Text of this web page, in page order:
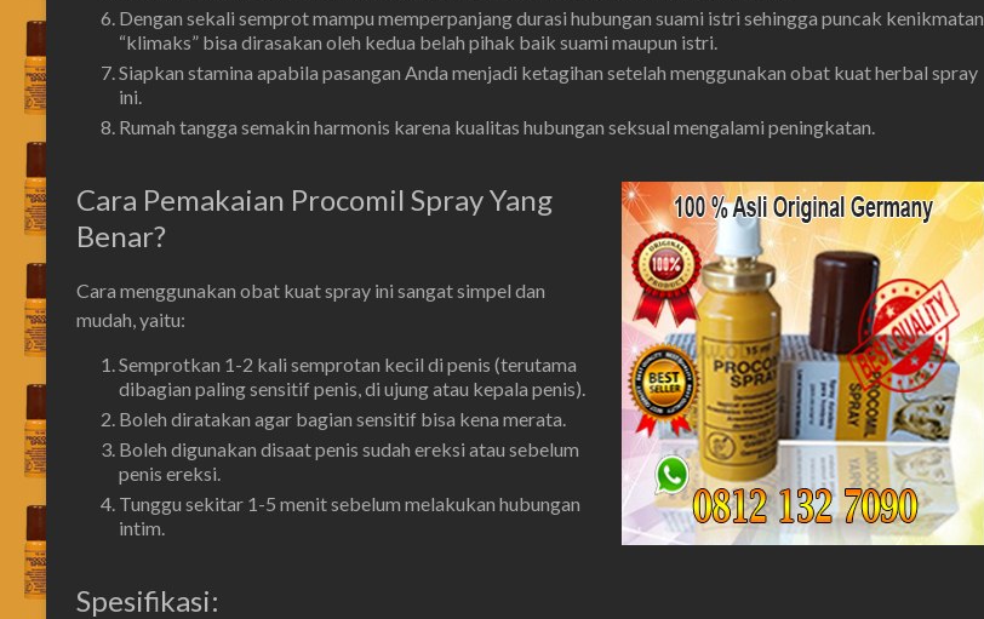
Dengan sekali semprot mampu memperpanjang durasi hubungan suami istri sehingga puncak kenikmatan
“klimaks” bisa dirasakan oleh kedua belah pihak baik suami maupun istri.
Siapkan stamina apabila pasangan Anda menjadi ketagihan setelah menggunakan obat kuat herbal spray
ini.
Rumah tangga semakin harmonis karena kualitas hubungan seksual mengalami peningkatan.
Cara Pemakaian Procomil Spray Yang
Benar?
Cara menggunakan obat kuat spray ini sangat simpel dan
mudah, yaitu:
Semprotkan 1-2 kali semprotan kecil di penis (terutama
dibagian paling sensitif penis, di ujung atau kepala penis).
Boleh diratakan agar bagian sensitif bisa kena merata.
Boleh digunakan disaat penis sudah ereksi atau sebelum
penis ereksi.
Tunggu sekitar 1-5 menit sebelum melakukan hubungan
intim.
Spesifikasi: